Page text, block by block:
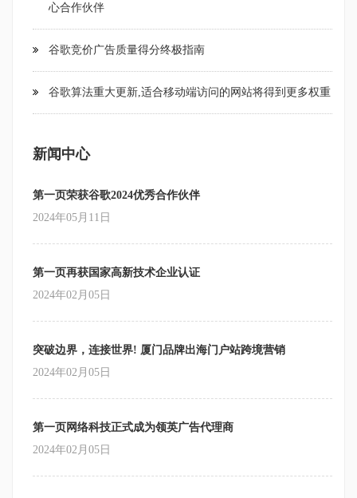
心合作伙伴
谷歌竞价广告质量得分终极指南
谷歌算法重大更新,适合移动端访问的网站将得到更多权重
新闻中心
第一页荣获谷歌2024优秀合作伙伴
2024年05月11日
第一页再获国家高新技术企业认证
2024年02月05日
突破边界，连接世界! 厦门品牌出海门户站跨境营销
2024年02月05日
第一页网络科技正式成为领英广告代理商
2024年02月05日